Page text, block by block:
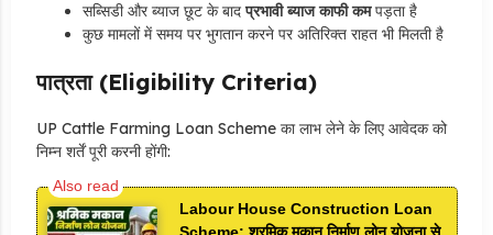
सब्सिडी और ब्याज छूट के बादप्रभावी ब्याज काफी कमपड़ता है
कुछ मामलों में समय पर भुगतान करने पर अतिरिक्त राहत भी मिलती है
पात्रता (Eligibility Criteria)
UP Cattle Farming Loan Scheme का लाभ लेने के लिए आवेदक को
निम्न शर्तें पूरी करनी होंगी:
Labour House Construction Loan